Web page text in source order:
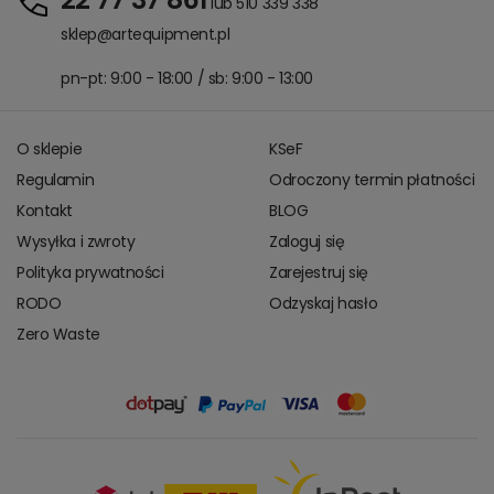
sklep@artequipment.pl
pn-pt: 9:00 - 18:00 / sb: 9:00 - 13:00
O sklepie
Regulamin
Kontakt
Wysyłka i zwroty
Polityka prywatności
RODO
Zero Waste
KSeF
Odroczony termin płatności
BLOG
Zaloguj się
Zarejestruj się
Odzyskaj hasło